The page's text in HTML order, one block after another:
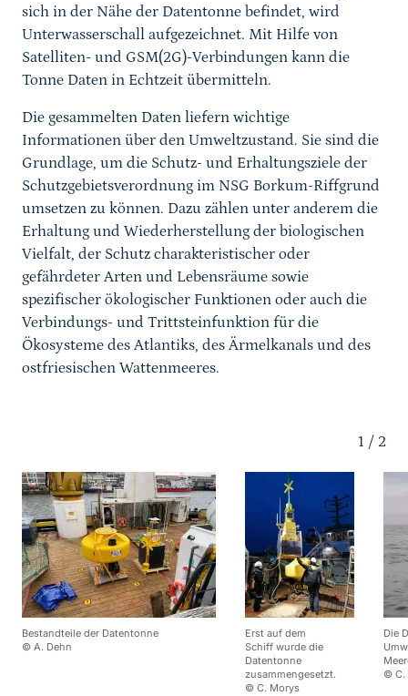
sich in der Nähe der Datentonne befindet, wird
Unterwasserschall aufgezeichnet. Mit Hilfe von
Satelliten- und GSM(2G)-Verbindungen kann die
Tonne Daten in Echtzeit übermitteln.
Die gesammelten Daten liefern wichtige
Informationen über den Umweltzustand. Sie sind die
Grundlage, um die Schutz- und Erhaltungsziele der
Schutzgebietsverordnung im NSG Borkum-Riffgrund
umsetzen zu können. Dazu zählen unter anderem die
Erhaltung und Wiederherstellung der biologischen
Vielfalt, der Schutz charakteristischer oder
gefährdeter Arten und Lebensräume sowie
spezifischer ökologischer Funktionen oder auch die
Verbindungs- und Trittsteinfunktion für die
Ökosysteme des Atlantiks, des Ärmelkanals und des
ostfriesischen Wattenmeeres.
1 / 2
Bestandteile der Datentonne
© A. Dehn
Erst auf dem
Schiff wurde die
Datentonne
zusammengesetzt.
© C. Morys
Die
© C.